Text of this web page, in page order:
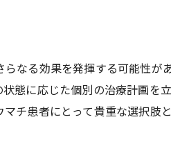
チ患者のための鍼灸治療プロ
の普及とその課題
なる効果を発揮する可能性
態に応じた個別の治療計画
チ患者にとって貴重な選択